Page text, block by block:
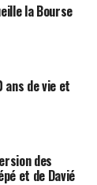
la Bourse
ans de vie et
des
et de Davié